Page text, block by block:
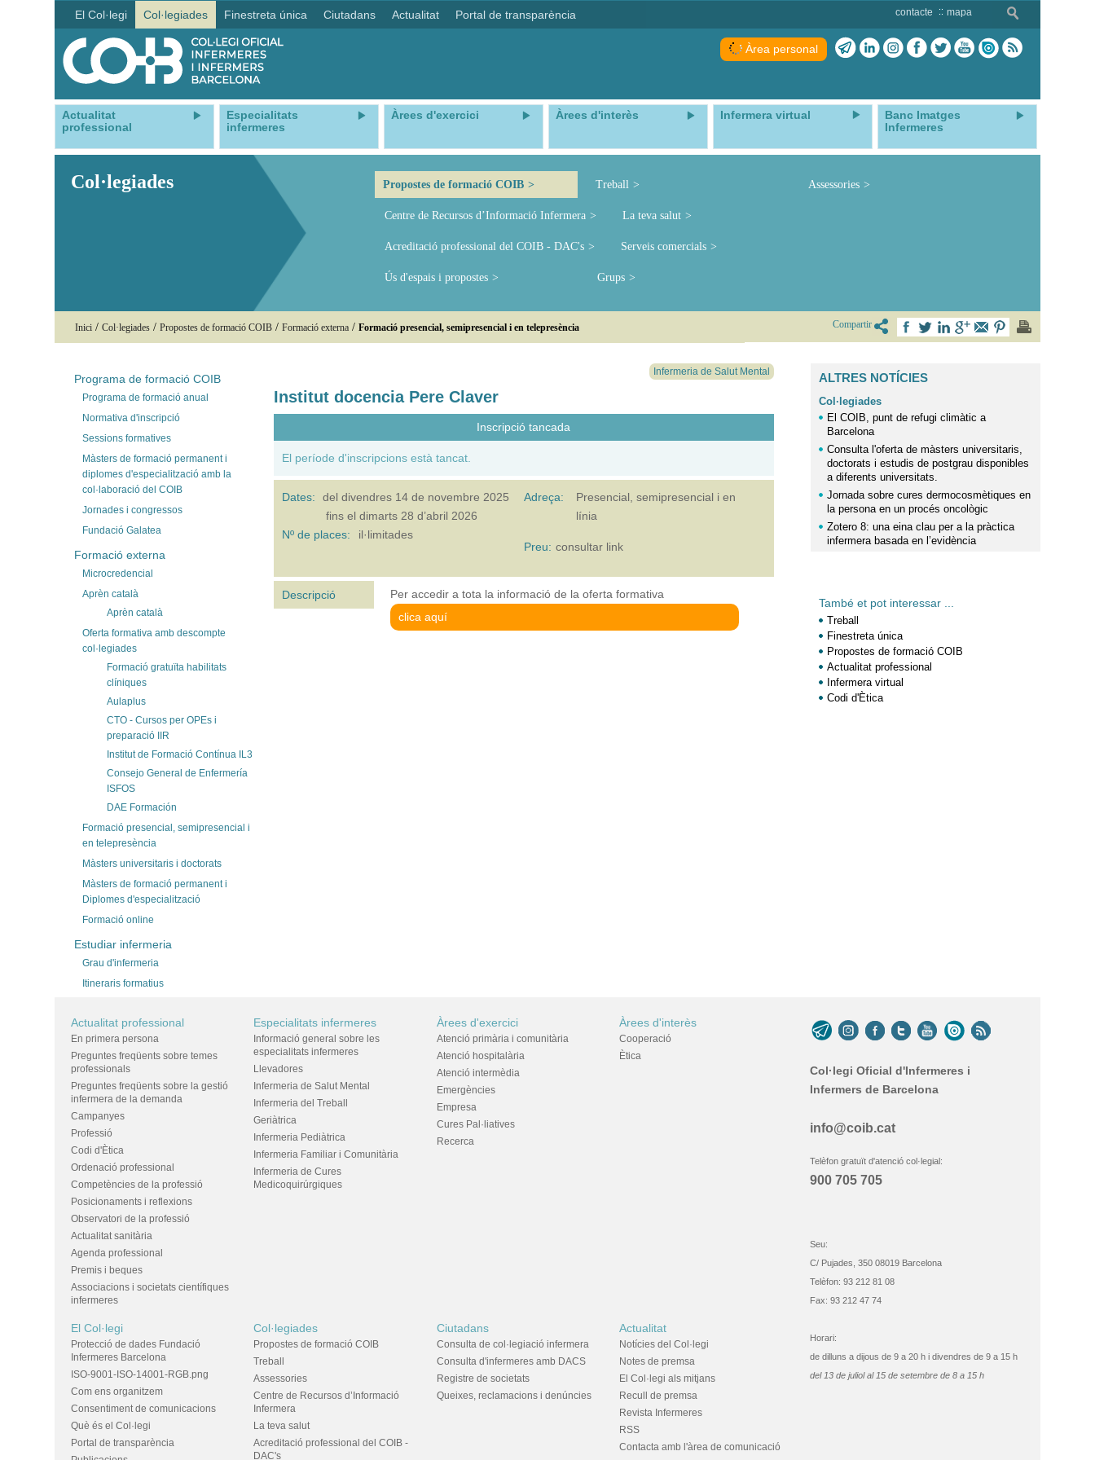
El Col·legi Col·legiades Finestreta única Ciutadans Actualitat Portal de transparència contacte mapa
Àrea personal
Actualitat
professional
Especialitats
infermeres
Àrees d'exercici Àrees d'interès Infermera virtual
Banc Imatges
Infermeres
Col·legiades Propostes de formació COIB Treball Assessories
Centre de Recursos d’Informació Infermera La teva salut
Acreditació professional del COIB - DAC's Serveis comercials
Ús d'espais i propostes Grups
Inici / Col·legiades / Propostes de formació COIB / Formació externa / Formació presencial, semipresencial i en telepresència Compartir
Programa de formació COIB
Programa de formació anual
Normativa d'inscripció
Sessions formatives
Màsters de formació permanent i
diplomes d'especialització amb la
col·laboració del COIB
Jornades i congressos
Fundació Galatea
Formació externa
Microcredencial
Aprèn català
Aprèn català
Oferta formativa amb descompte
col·legiades
Formació gratuïta habilitats
clíniques
Aulaplus
CTO - Cursos per OPEs i
preparació IIR
Institut de Formació Contínua IL3
Consejo General de Enfermería
ISFOS
DAE Formación
Formació presencial, semipresencial i
en telepresència
Màsters universitaris i doctorats
Màsters de formació permanent i
Diplomes d'especialització
Formació online
Estudiar infermeria
Grau d'infermeria
Itineraris formatius
Infermeria de Salut Mental
Institut docencia Pere Claver
Inscripció tancada
El període d'inscripcions està tancat.
Dates: del divendres 14 de novembre 2025
fins el dimarts 28 d’abril 2026
Nº de places:
il·limitades
Adreça:
Presencial, semipresencial i en
línia
Preu: consultar link
Descripció
Per accedir a tota la informació de la oferta formativa
clica aquí
ALTRES NOTÍCIES
Col·legiades
El COIB, punt de refugi climàtic a
Barcelona
Consulta l'oferta de màsters universitaris,
doctorats i estudis de postgrau disponibles
a diferents universitats.
Jornada sobre cures dermocosmètiques en
la persona en un procés oncològic
Zotero 8: una eina clau per a la pràctica
infermera basada en l’evidència
També et pot interessar ...
Treball
Finestreta única
Propostes de formació COIB
Actualitat professional
Infermera virtual
Codi d'Ètica
Actualitat professional
En primera persona
Preguntes freqüents sobre temes
professionals
Preguntes freqüents sobre la gestió
infermera de la demanda
Campanyes
Professió
Codi d'Ètica
Ordenació professional
Competències de la professió
Posicionaments i reflexions
Observatori de la professió
Actualitat sanitària
Agenda professional
Premis i beques
Associacions i societats científiques
infermeres
Especialitats infermeres
Informació general sobre les
especialitats infermeres
Llevadores
Infermeria de Salut Mental
Infermeria del Treball
Geriàtrica
Infermeria Pediàtrica
Infermeria Familiar i Comunitària
Infermeria de Cures
Medicoquirúrgiques
Àrees d'exercici
Atenció primària i comunitària
Atenció hospitalària
Atenció intermèdia
Emergències
Empresa
Cures Pal·liatives
Recerca
Àrees d'interès
Cooperació
Ètica
El Col·legi
Protecció de dades Fundació
Infermeres Barcelona
ISO-9001-ISO-14001-RGB.png
Com ens organitzem
Consentiment de comunicacions
Què és el Col·legi
Portal de transparència
Col·legiades
Propostes de formació COIB
Treball
Assessories
Centre de Recursos d’Informació
Infermera
La teva salut
Acreditació professional del COIB -
DAC's
Ciutadans
Consulta de col·legiació infermera
Consulta d'infermeres amb DACS
Registre de societats
Queixes, reclamacions i denúncies
Actualitat
Notícies del Col·legi
Notes de premsa
El Col·legi als mitjans
Recull de premsa
Revista Infermeres
RSS
Contacta amb l'àrea de comunicació
Col·legi Oficial d'Infermeres i
Infermers de Barcelona
info@coib.cat
Telèfon gratuït d'atenció col·legial:
900 705 705
Seu:
C/ Pujades, 350 08019 Barcelona
Telèfon: 93 212 81 08
Fax: 93 212 47 74
Horari:
de dilluns a dijous de 9 a 20 h i divendres de 9 a 15 h
del 13 de juliol al 15 de setembre de 8 a 15 h